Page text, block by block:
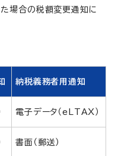
場合の税額変更通知に
納税義務者用通知
電子データ（eLTAX）
書面（郵送）